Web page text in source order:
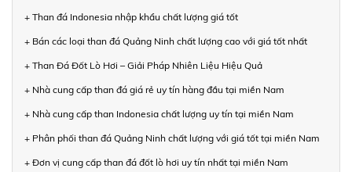
+ Than đá Indonesia nhập khẩu chất lượng giá tốt
+ Bán các loại than đá Quảng Ninh chất lượng cao với giá tốt nhất
+ Than Đá Đốt Lò Hơi – Giải Pháp Nhiên Liệu Hiệu Quả
+ Nhà cung cấp than đá giá rẻ uy tín hàng đầu tại miền Nam
+ Nhà cung cấp than Indonesia chất lượng uy tín tại miền Nam
+ Phân phối than đá Quảng Ninh chất lượng với giá tốt tại miền Nam
+ Đơn vị cung cấp than đá đốt lò hơi uy tín nhất tại miền Nam